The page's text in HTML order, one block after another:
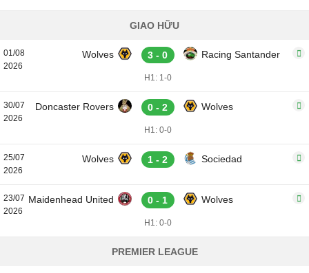
GIAO HỮU
01/08
2026
Wolves 3 - 0 Racing Santander
H1: 1-0
30/07
2026
Doncaster Rovers 0 - 2 Wolves
H1: 0-0
25/07
2026
Wolves 1 - 2 Sociedad
23/07
2026
Maidenhead United 0 - 1 Wolves
H1: 0-0
PREMIER LEAGUE